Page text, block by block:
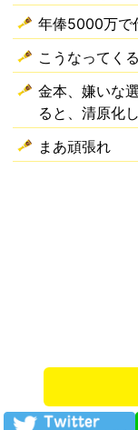
年俸5000万で
こうなってく
金本、嫌いな
ると、清原化
まあ頑張れ